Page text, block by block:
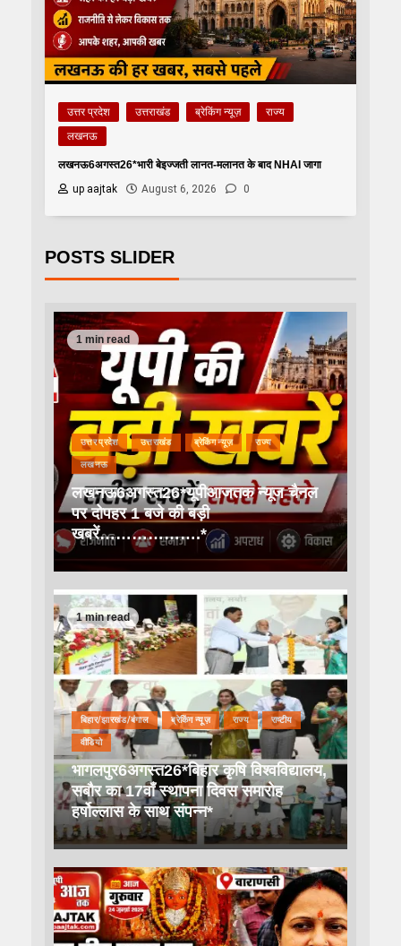
उत्तर प्रदेश उत्तराखंड ब्रेकिंग न्यूज़
राज्य
लखनऊ
लखनऊ6अगस्त26*भारी बेइज्जती लानत-मलानत के बाद NHAI जागा
up aajtak
August 6, 2026 0
POSTS SLIDER
1 min read
उत्तर प्रदेश उत्तराखंड ब्रेकिंग न्यूज़ राज्य
लखनऊ
लखनऊ6अगस्त26*यूपीआजतक न्यूज चैनल
पर दोपहर 1 बजे की बड़ी
खबरें……………….*
1 min read
बिहार/झारखंड/बंगाल ब्रेकिंग न्यूज़ राज्य राष्टीय
वीडियो
भागलपुर6अगस्त26*बिहार कृषि विश्वविद्यालय,
सबौर का 17वाँ स्थापना दिवस समारोह
हर्षोल्लास के साथ संपन्न*